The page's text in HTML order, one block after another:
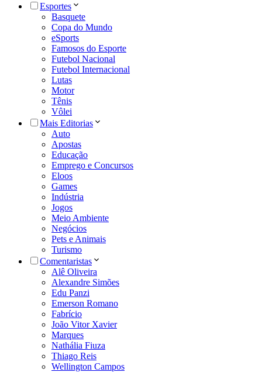
Esportes
Basquete
Copa do Mundo
eSports
Famosos do Esporte
Futebol Nacional
Futebol Internacional
Lutas
Motor
Tênis
Vôlei
Mais Editorias
Auto
Apostas
Educação
Emprego e Concursos
Eloos
Games
Indústria
Jogos
Meio Ambiente
Negócios
Pets e Animais
Turismo
Comentaristas
Alê Oliveira
Alexandre Simões
Edu Panzi
Emerson Romano
Fabrício
João Vitor Xavier
Marques
Nathália Fiuza
Thiago Reis
Wellington Campos